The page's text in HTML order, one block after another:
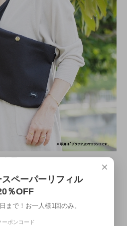
長152㎝
ょう。バッグの中には
2つ。スマートフォン、ハン
×
ペーパーリフィル
％OFF
まで！お一人様1回のみ。
ーポンコード